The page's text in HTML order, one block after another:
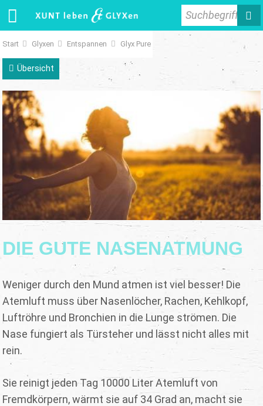
Suchbegriff
Start Glyxen Entspannen Glyx Pure
Übersicht
DIE GUTE NASENATMUNG
Weniger durch den Mund atmen ist viel besser! Die
Atemluft muss über Nasenlöcher, Rachen, Kehlkopf,
Luftröhre und Bronchien in die Lunge strömen. Die
Nase fungiert als Türsteher und lässt nicht alles mit
rein.
Sie reinigt jeden Tag 10000 Liter Atemluft von
Fremdkörpern, wärmt sie auf 34 Grad an, macht sie